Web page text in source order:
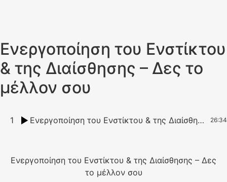
Ενεργοποίηση του Ενστίκτου
& της Διαίσθησης – Δες το
μέλλον σου
1 Ενεργοποίηση του Ενστίκτου & της Διαίσθησης – Δες το μέλλον σου 26:34
Ενεργοποίηση του Ενστίκτου & της Διαίσθησης – Δες
το μέλλον σου